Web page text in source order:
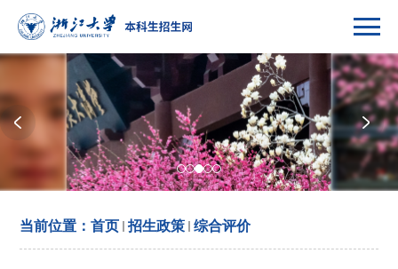
当前位置：首页 招生政策 综合评价